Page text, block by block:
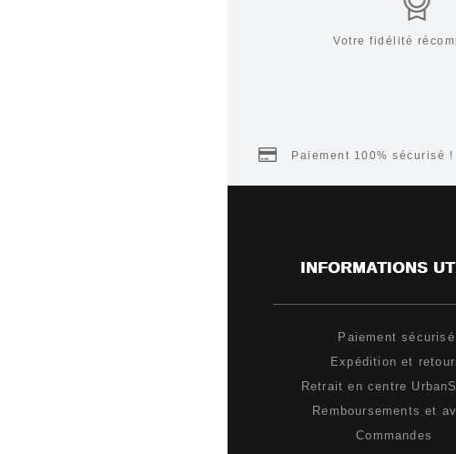
Votre fidélité
Paiement 100% sécurisé !
INFORMATIONS
Paiement sécurisé
Expédition et
Retrait en centre
Remboursements et
Commandes